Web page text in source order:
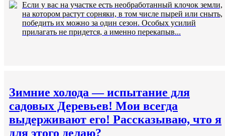
Если у вас на участке есть необработанный клочок земли,
на котором растут сорняки, в том числе пырей или сныть,
победить их можно за один сезон. Особых усилий
прилагать не придется, а именно перекапыв...
Зимние холода — испытание для
садовых Деревьев! Мои всегда
выдерживают его! Рассказываю, что я
для этого делаю?